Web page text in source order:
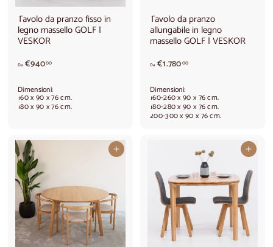
,
0
0
Tavolo da pranzo fisso in
legno massello GOLF |
VESKOR
Da €94000A
a
r
t
e
9
0
,
0
0
Dimensioni:
160 x 90 x 76 cm.
180 x 90 x 76 cm.
Tavolo da pranzo
allungabile in legno
massello GOLF | VESKOR
Da €1.78000A
r
t
i
€
1
.
7
8
0
,
Dimensioni:
160-260 x 90 x 76 cm.
180-280 x 90 x 76 cm.
200-300 x 90 x 76 cm.
Aggiungi al carrello Aggiungi al carrello